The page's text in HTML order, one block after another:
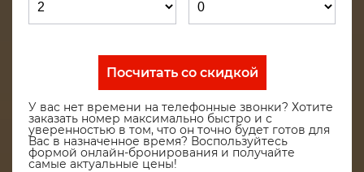
Посчитать со скидкой
У вас нет времени на телефонные звонки? Хотите
заказать номер максимально быстро и с
уверенностью в том, что он точно будет готов для
Вас в назначенное время? Воспользуйтесь
формой онлайн-бронирования и получайте
самые актуальные цены!